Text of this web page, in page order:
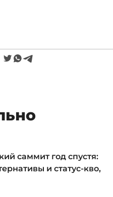
саммит год спустя:
и статус-кво,